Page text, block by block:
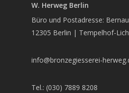
W. Herweg Berlin
Büro und Postadresse:
12305 Berlin | Tempelhof-
info@bronzegiesserei-
Tel.: (030) 7889 8208